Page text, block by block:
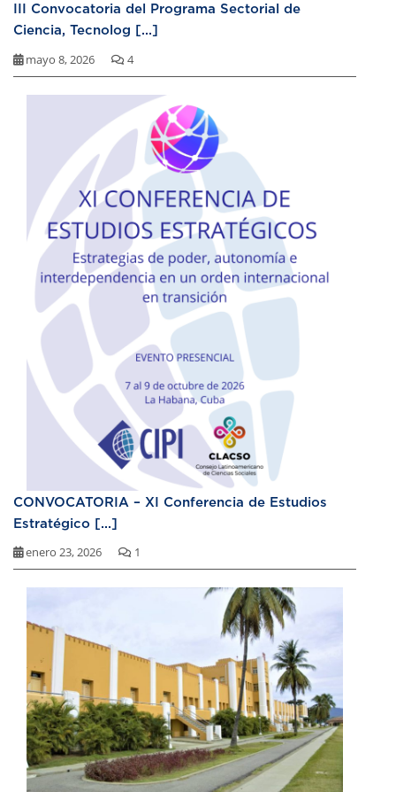
III Convocatoria del Programa Sectorial de
Ciencia, Tecnolog [...]
mayo 8, 2026 4
CONVOCATORIA – XI Conferencia de Estudios
Estratégico [...]
enero 23, 2026 1